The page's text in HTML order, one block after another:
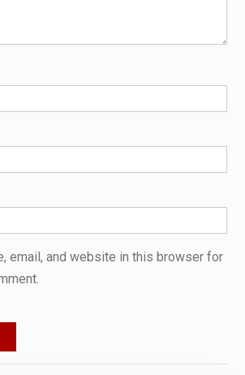
email, and website in this browser for